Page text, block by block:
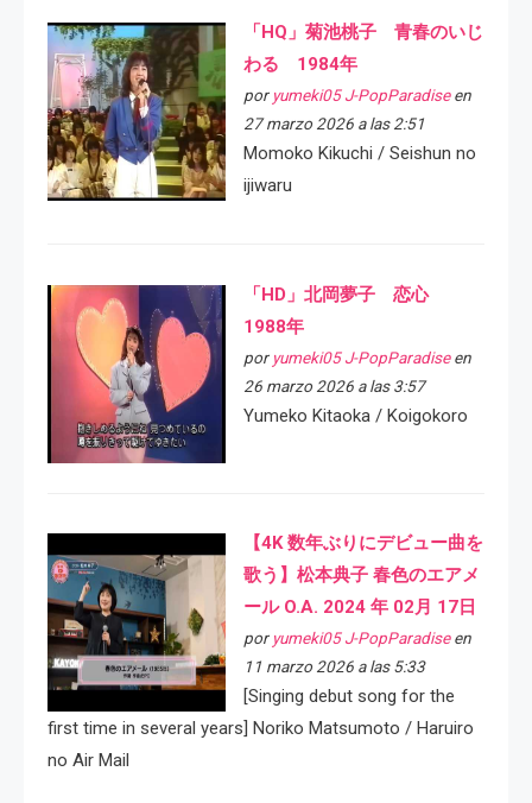
「HQ」菊池桃子 青春のいじ
わる 1984年
por yumeki05 J-PopParadiseen
27 marzo 2026 a las 2:51
Momoko Kikuchi / Seishun no
ijiwaru
「HD」北岡夢子 恋心
1988年
por yumeki05 J-PopParadiseen
26 marzo 2026 a las 3:57
Yumeko Kitaoka / Koigokoro
【4K 数年ぶりにデビュー曲を
歌う】松本典子 春色のエアメ
ール O.A. 2024 年 02月 17日
por yumeki05 J-PopParadiseen
11 marzo 2026 a las 5:33
[Singing debut song for the
first time in several years] Noriko Matsumoto / Haruiro
no Air Mail